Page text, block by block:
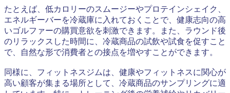
たとえば、低カロリーのスムージーやプロテインシェイク、
エネルギーバーを冷蔵庫に入れておくことで、健康志向の高
いゴルファーの購買意欲を刺激できます。また、ラウンド後
のリラックスした時間に、冷蔵商品の試飲や試食を促すこと
で、自然な形で消費者との接点を増やすことができます。
同様に、フィットネスジムは、健康やフィットネスに関心が
高い顧客が集まる場所として、冷蔵商品のサンプリングに適